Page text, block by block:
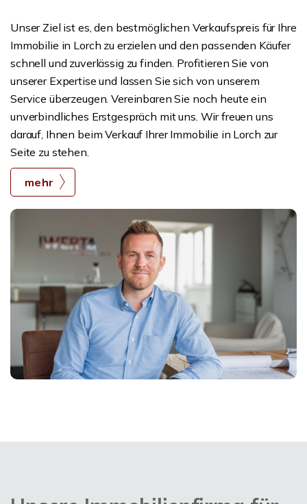
Unser Ziel ist es, den bestmöglichen Verkaufspreis für Ihre
Immobilie in Lorch zu erzielen und den passenden Käufer
schnell und zuverlässig zu finden. Profitieren Sie von
unserer Expertise und lassen Sie sich von unserem
Service überzeugen. Vereinbaren Sie noch heute ein
unverbindliches Erstgespräch mit uns. Wir freuen uns
darauf, Ihnen beim Verkauf Ihrer Immobilie in Lorch zur
Seite zu stehen.
mehr